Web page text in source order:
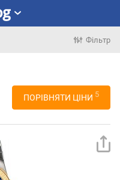
Фільтр
ПОРІВНЯТИ ЦІНИ 5